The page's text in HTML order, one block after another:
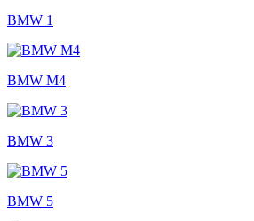
BMW 1
BMW M4
BMW 3
BMW 5